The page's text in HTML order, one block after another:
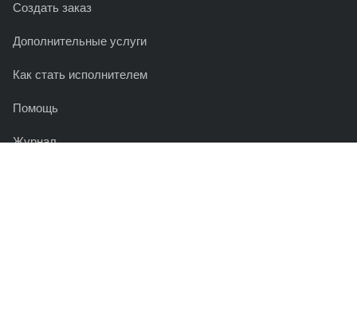
Создать заказ
Дополнительные услуги
Как стать исполнителем
Помощь
Журнал